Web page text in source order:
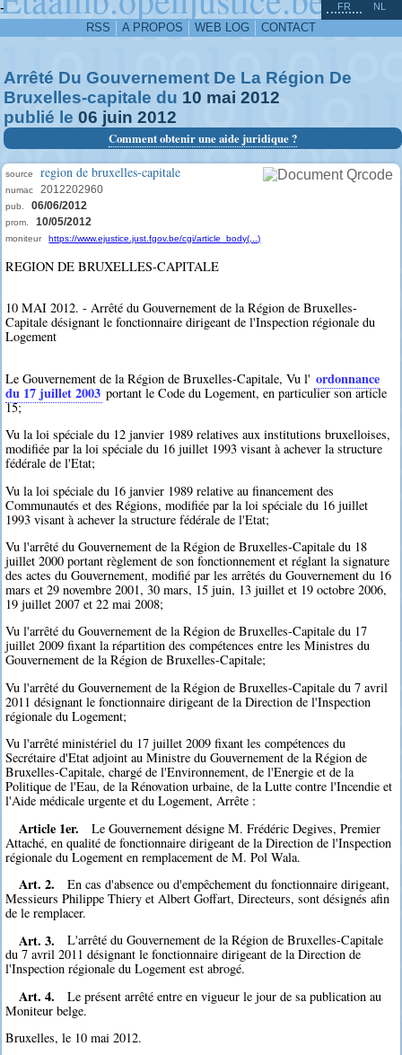
-
RSS A PROPOS WEB LOG CONTACT
FR NL
Arrêté Du Gouvernement De La Région De
Bruxelles-capitale du 10 mai 2012
publié le 06 juin 2012
Comment obtenir une aide juridique ?
source region de bruxelles-capitale
numac 2012202960
pub. 06/06/2012
prom. 10/05/2012
moniteur https://www.ejustice.just.fgov.be/cgi/article_body(...)
REGION DE BRUXELLES-CAPITALE
10 MAI 2012. - Arrêté du Gouvernement de la Région de Bruxelles-
Capitale désignant le fonctionnaire dirigeant de l'Inspection régionale du
Logement
Le Gouvernement de la Région de Bruxelles-Capitale, Vu l' ordonnance
du 17 juillet 2003 portant le Code du Logement, en particulier son article
15;
Vu la loi spéciale du 12 janvier 1989 relatives aux institutions bruxelloises,
modifiée par la loi spéciale du 16 juillet 1993 visant à achever la structure
fédérale de l'Etat;
Vu la loi spéciale du 16 janvier 1989 relative au financement des
Communautés et des Régions, modifiée par la loi spéciale du 16 juillet
1993 visant à achever la structure fédérale de l'Etat;
Vu l'arrêté du Gouvernement de la Région de Bruxelles-Capitale du 18
juillet 2000 portant règlement de son fonctionnement et réglant la signature
des actes du Gouvernement, modifié par les arrêtés du Gouvernement du 16
mars et 29 novembre 2001, 30 mars, 15 juin, 13 juillet et 19 octobre 2006,
19 juillet 2007 et 22 mai 2008;
Vu l'arrêté du Gouvernement de la Région de Bruxelles-Capitale du 17
juillet 2009 fixant la répartition des compétences entre les Ministres du
Gouvernement de la Région de Bruxelles-Capitale;
Vu l'arrêté du Gouvernement de la Région de Bruxelles-Capitale du 7 avril
2011 désignant le fonctionnaire dirigeant de la Direction de l'Inspection
régionale du Logement;
Vu l'arrêté ministériel du 17 juillet 2009 fixant les compétences du
Secrétaire d'Etat adjoint au Ministre du Gouvernement de la Région de
Bruxelles-Capitale, chargé de l'Environnement, de l'Energie et de la
Politique de l'Eau, de la Rénovation urbaine, de la Lutte contre l'Incendie et
l'Aide médicale urgente et du Logement, Arrête :
Article 1er.
Le Gouvernement désigne M. Frédéric Degives, Premier
Attaché, en qualité de fonctionnaire dirigeant de la Direction de l'Inspection
régionale du Logement en remplacement de M. Pol Wala.
Art. 2.
En cas d'absence ou d'empêchement du fonctionnaire dirigeant,
Messieurs Philippe Thiery et Albert Goffart, Directeurs, sont désignés afin
de le remplacer.
Art. 3.
L'arrêté du Gouvernement de la Région de Bruxelles-Capitale
du 7 avril 2011 désignant le fonctionnaire dirigeant de la Direction de
l'Inspection régionale du Logement est abrogé.
Art. 4.
Le présent arrêté entre en vigueur le jour de sa publication au
Moniteur belge.
Bruxelles, le 10 mai 2012.
^